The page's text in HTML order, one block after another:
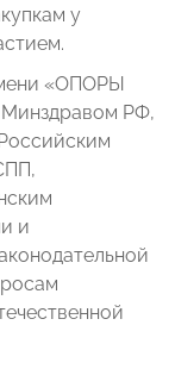
у
«ОПОРЫ
РФ,
и